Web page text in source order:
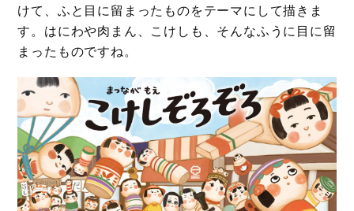
けて、ふと目に留まったものをテーマにして描きま
す。はにわや肉まん、こけしも、そんなふうに目に留
まったものですね。